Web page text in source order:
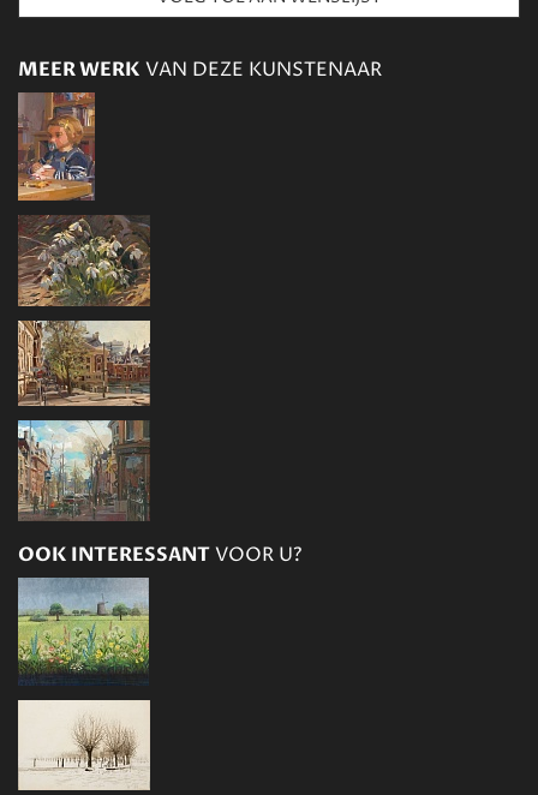
MEER WERK VAN DEZE KUNSTENAAR
OOK INTERESSANTVOOR U?